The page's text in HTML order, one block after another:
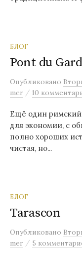
БЛОГ
Pont du Gard
Опубликовано
mer / 10
Ещё один
для экономии, с
полно хороших
чистая, но...
БЛОГ
Tarascon
Опубликовано
mer / 5